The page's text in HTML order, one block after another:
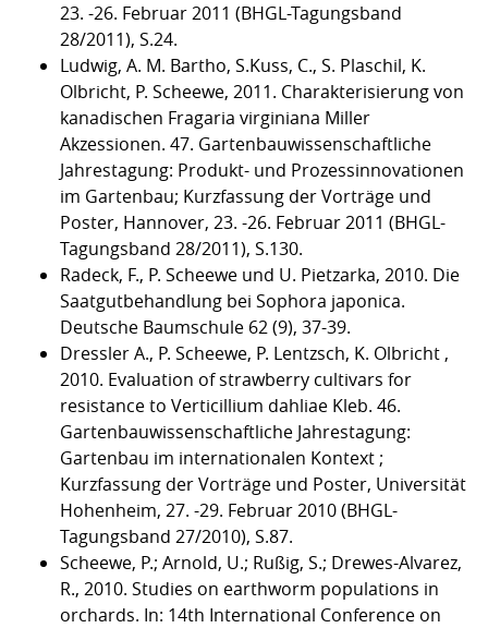
23. -26. Februar 2011 (BHGL-Tagungsband
28/2011), S.24.
Ludwig, A. M. Bartho, S.Kuss, C., S. Plaschil, K.
Olbricht, P. Scheewe, 2011. Charakterisierung von
kanadischen Fragaria virginiana Miller
Akzessionen. 47. Gartenbauwissenschaftliche
Jahrestagung: Produkt- und Prozessinnovationen
im Gartenbau; Kurzfassung der Vorträge und
Poster, Hannover, 23. -26. Februar 2011 (BHGL-
Tagungsband 28/2011), S.130.
Radeck, F., P. Scheewe und U. Pietzarka, 2010. Die
Saatgutbehandlung bei Sophora japonica.
Deutsche Baumschule 62 (9), 37-39.
Dressler A., P. Scheewe, P. Lentzsch, K. Olbricht ,
2010. Evaluation of strawberry cultivars for
resistance to Verticillium dahliae Kleb. 46.
Gartenbauwissenschaftliche Jahrestagung:
Gartenbau im internationalen Kontext ;
Kurzfassung der Vorträge und Poster, Universität
Hohenheim, 27. -29. Februar 2010 (BHGL-
Tagungsband 27/2010), S.87.
Scheewe, P.; Arnold, U.; Rußig, S.; Drewes-Alvarez,
R., 2010. Studies on earthworm populations in
orchards. In: 14th International Conference on